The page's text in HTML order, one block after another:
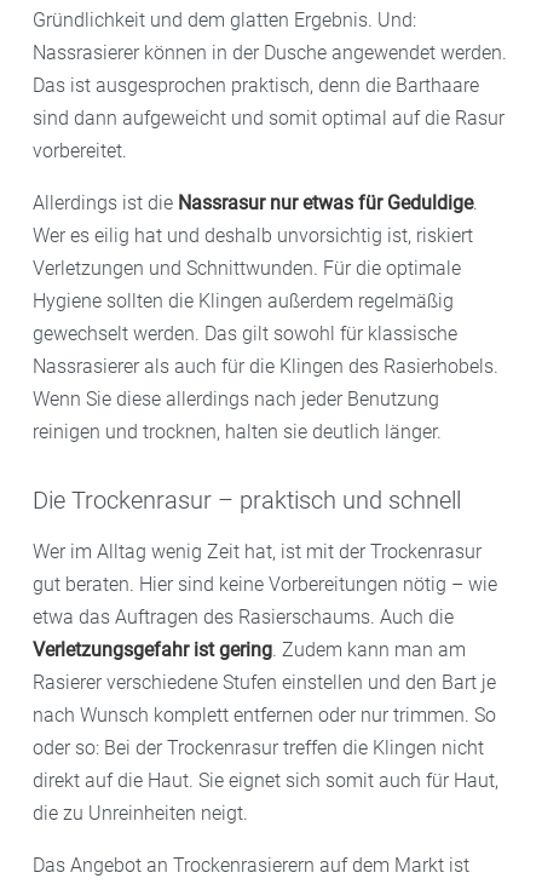
Gründlichkeit und dem glatten Ergebnis. Und:
Nassrasierer können in der Dusche angewendet werden.
Das ist ausgesprochen praktisch, denn die Barthaare
sind dann aufgeweicht und somit optimal auf die Rasur
vorbereitet.
Allerdings ist die Nassrasur nur etwas für Geduldige.
Wer es eilig hat und deshalb unvorsichtig ist, riskiert
Verletzungen und Schnittwunden. Für die optimale
Hygiene sollten die Klingen außerdem regelmäßig
gewechselt werden. Das gilt sowohl für klassische
Nassrasierer als auch für die Klingen des Rasierhobels.
Wenn Sie diese allerdings nach jeder Benutzung
reinigen und trocknen, halten sie deutlich länger.
Die Trockenrasur – praktisch und schnell
Wer im Alltag wenig Zeit hat, ist mit der Trockenrasur
gut beraten. Hier sind keine Vorbereitungen nötig – wie
etwa das Auftragen des Rasierschaums. Auch die
Verletzungsgefahr ist gering. Zudem kann man am
Rasierer verschiedene Stufen einstellen und den Bart je
nach Wunsch komplett entfernen oder nur trimmen. So
oder so: Bei der Trockenrasur treffen die Klingen nicht
direkt auf die Haut. Sie eignet sich somit auch für Haut,
die zu Unreinheiten neigt.
Das Angebot an Trockenrasierern auf dem Markt ist